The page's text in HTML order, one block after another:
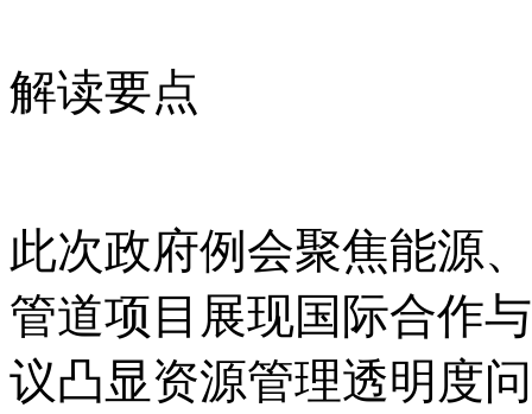
解读要点
此次政府例会聚焦能源
管道项目展现国际合作
议凸显资源管理透明度